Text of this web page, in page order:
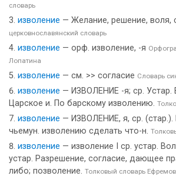
словарь
изволение — Желание, решение, воля,
церковнославянский словарь
изволение — орф. изволение, -я
Лопатина
изволение — см. >> согласие Словарь
изволение — ИЗВОЛЕНИЕ -я; ср. Устар.
Царское и. По барскому изволению.
изволение — ИЗВОЛЕНИЕ, я, ср.
чьемун. изволению сделать что-н.
изволение — изволение I ср. устар.
устар. Разрешение, согласие, дающее
либо; позволение. Толковый словарь